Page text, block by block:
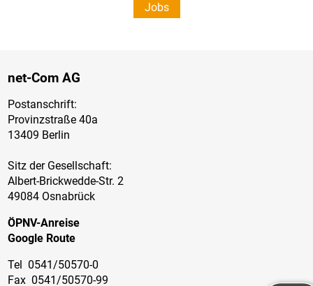
Jobs
net-Com AG
Postanschrift:
Provinzstraße 40a
13409 Berlin
Sitz der Gesellschaft:
Albert-Brickwedde-Str. 2
49084 Osnabrück
ÖPNV-Anreise
Google Route
Tel
0541/50570-0
Fax 0541/50570-99